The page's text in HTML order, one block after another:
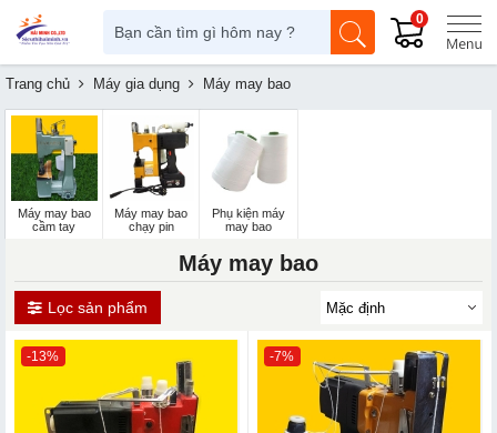
0
Trang chủ Máy gia dụng Máy may bao
Máy may bao
cầm tay
Máy may bao
chạy pin
Phụ kiện máy
may bao
Máy may bao
Lọc sản phẩm
-13% -7%